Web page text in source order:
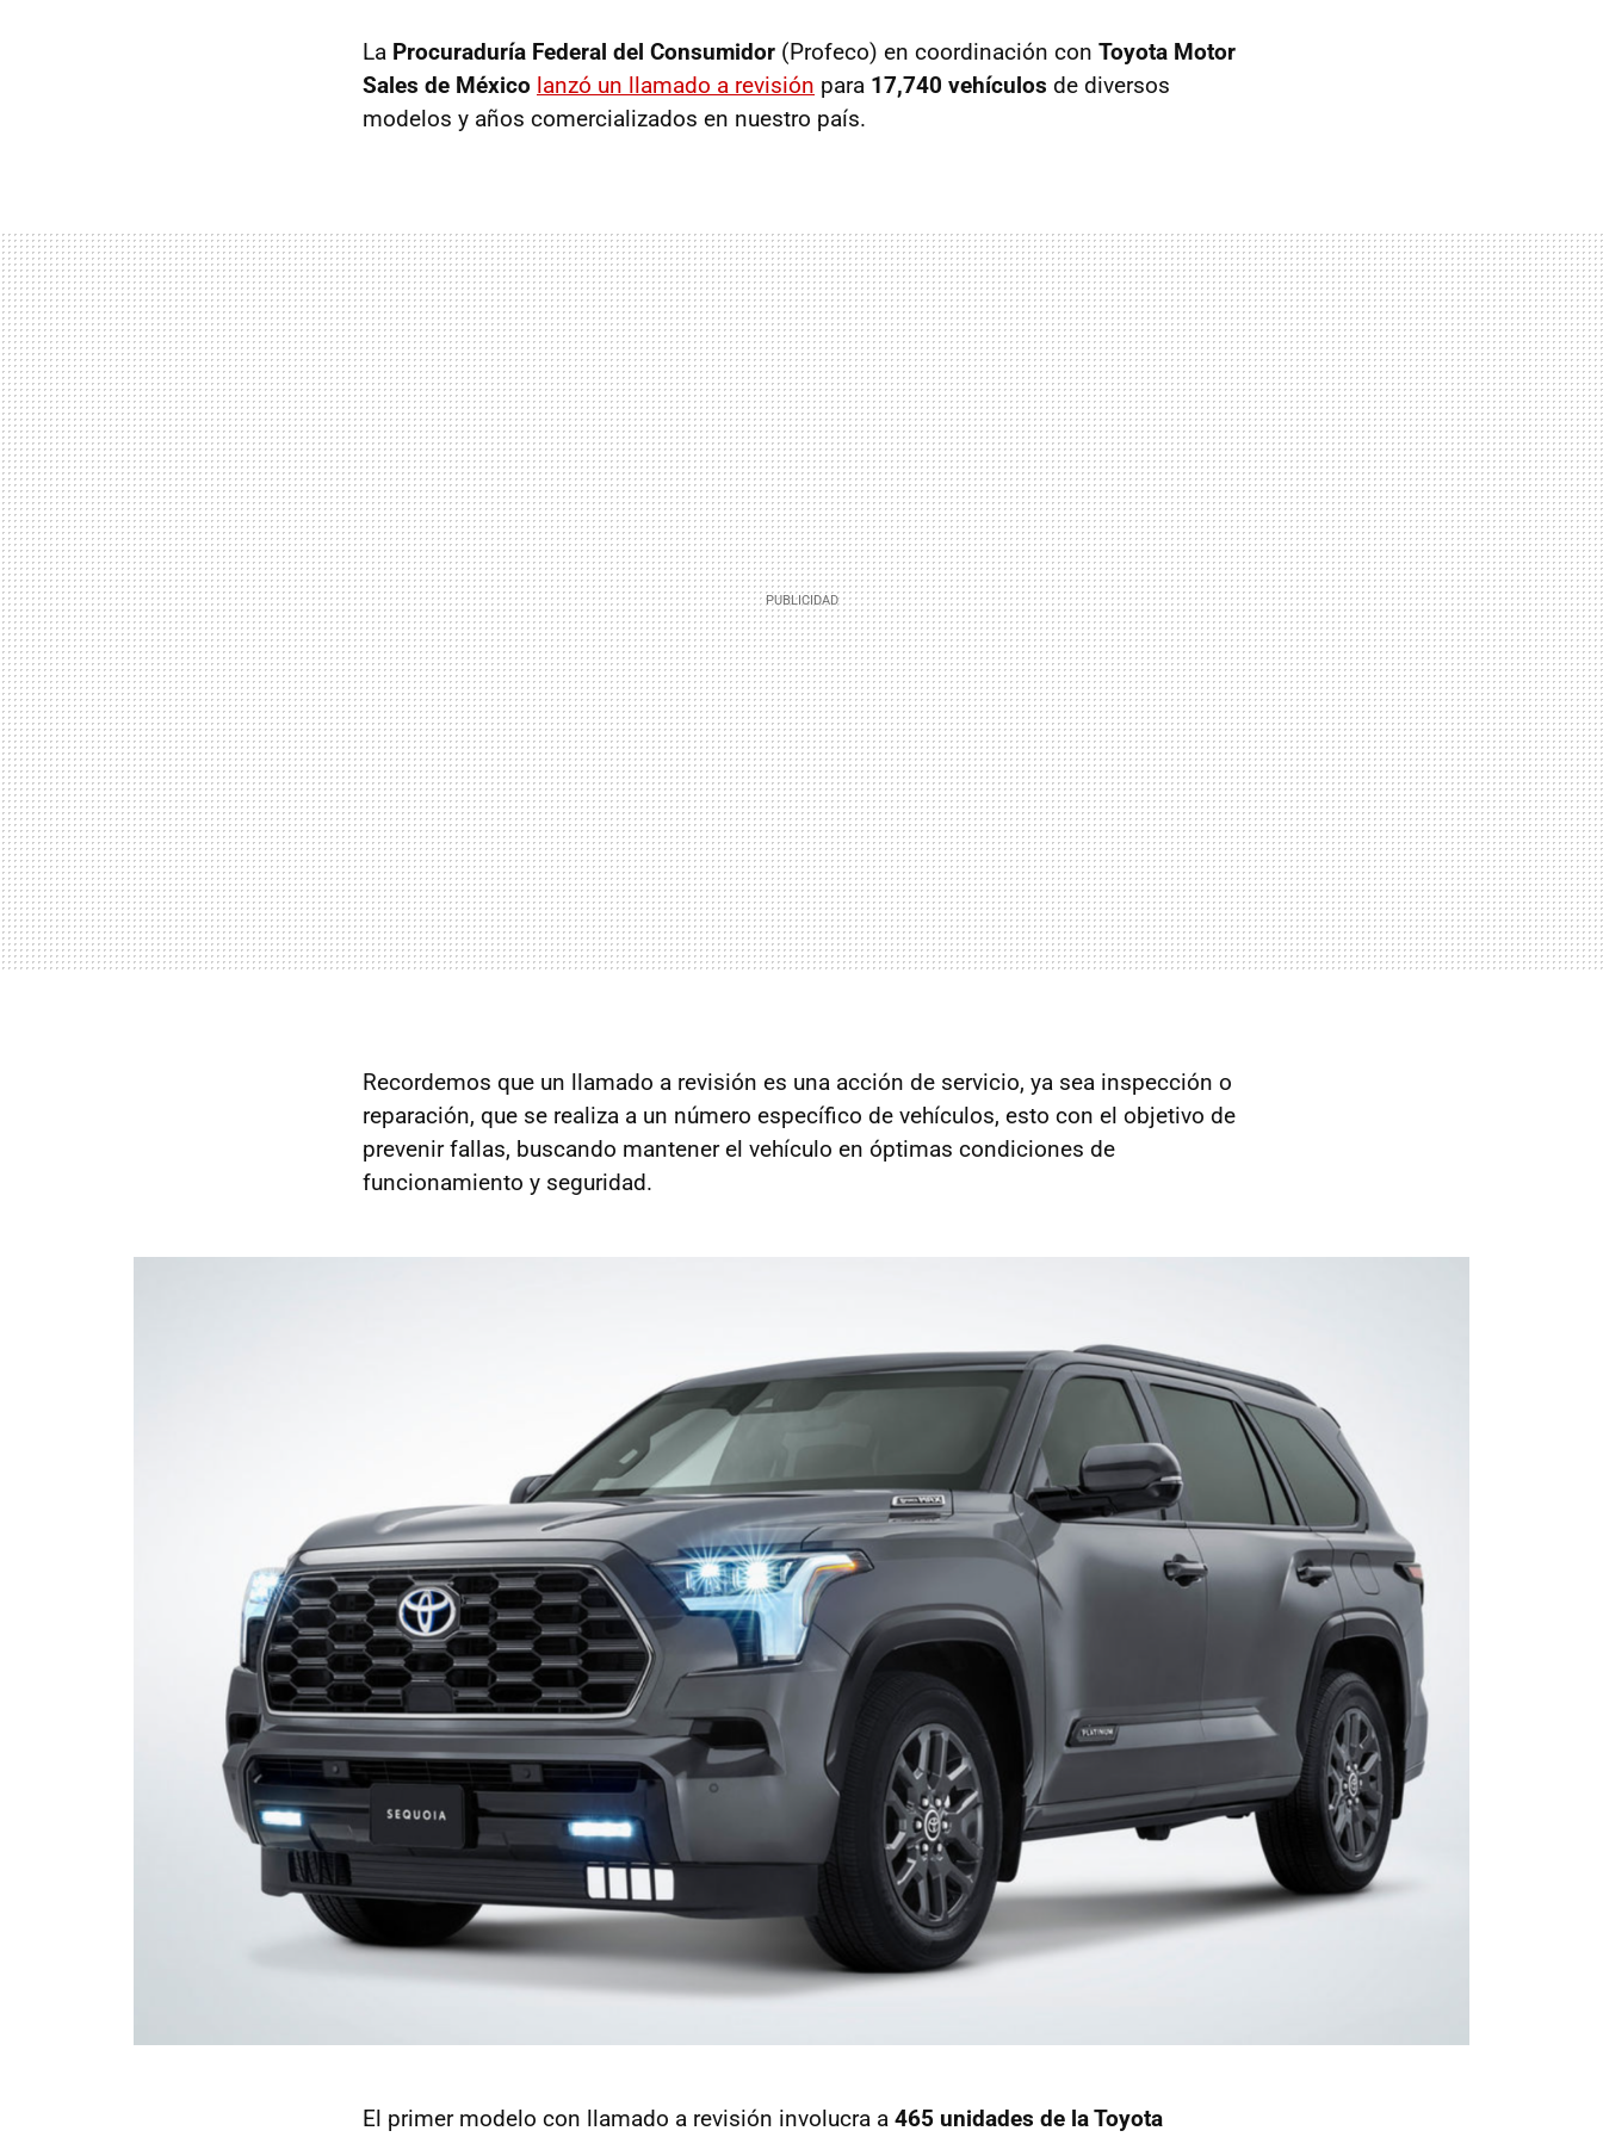
La Procuraduría Federal del Consumidor (Profeco) en coordinación con Toyota Motor
Sales de México lanzó un llamado a revisión para 17,740 vehículos de diversos
modelos y años comercializados en nuestro país.
Recordemos que un llamado a revisión es una acción de servicio, ya sea inspección o
reparación, que se realiza a un número específico de vehículos, esto con el objetivo de
prevenir fallas, buscando mantener el vehículo en óptimas condiciones de
funcionamiento y seguridad.
El primer modelo con llamado a revisión involucra a 465 unidades de la Toyota